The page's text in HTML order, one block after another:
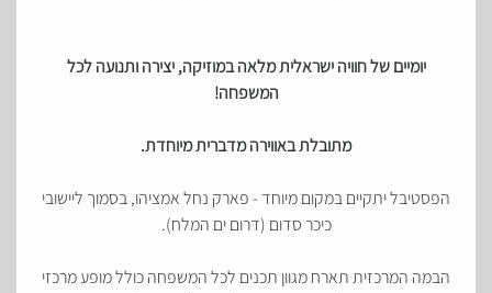
יומיים של חוויה ישראלית מלאה במוזיקה, יצירה ותנועה לכל
המשפחה!
מתובלת באווירה מדברית מיוחדת.
הפסטיבל יתקיים במקום מיוחד - פארק נחל אמציהו, בסמוך ליישובי
כיכר סדום (דרום ים המלח).
הבמה המרכזית תארח מגוון תכנים לכל המשפחה כולל מופע מרכזי